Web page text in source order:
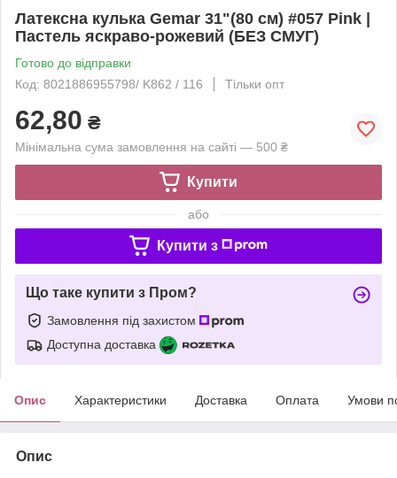
Латексна кулька Gemar 31"(80 см) #057 Pink |
Пастель яскраво-рожевий (БЕЗ СМУГ)
Готово до відправки
Код: 8021886955798/ K862 / 116
Тільки опт
62,80 ₴
Мінімальна сума замовлення на сайті — 500 ₴
Купити
або
Купити з
Що таке купити з Пром?
Замовлення під захистом
Доступна доставка
Опис Характеристики Доставка Оплата Умови
Опис